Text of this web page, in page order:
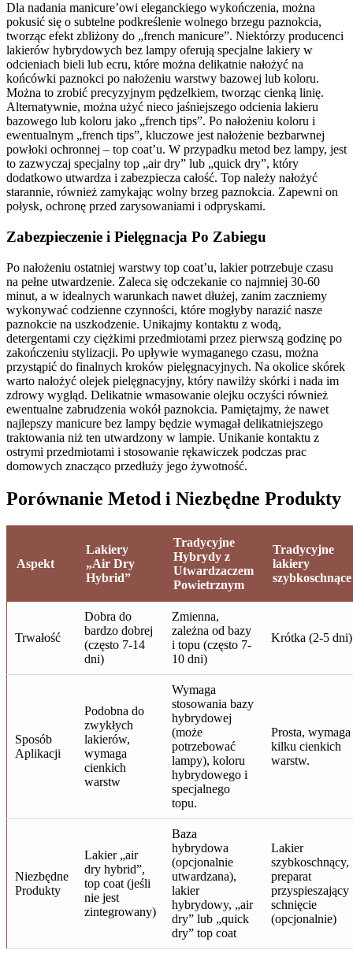
Dla nadania manicure’owi eleganckiego wykończenia, można
pokusić się o subtelne podkreślenie wolnego brzegu paznokcia,
tworząc efekt zbliżony do „french manicure”. Niektórzy producenci
lakierów hybrydowych bez lampy oferują specjalne lakiery w
odcieniach bieli lub ecru, które można delikatnie nałożyć na
końcówki paznokci po nałożeniu warstwy bazowej lub koloru.
Można to zrobić precyzyjnym pędzelkiem, tworząc cienką linię.
Alternatywnie, można użyć nieco jaśniejszego odcienia lakieru
bazowego lub koloru jako „french tips”. Po nałożeniu koloru i
ewentualnym „french tips”, kluczowe jest nałożenie bezbarwnej
powłoki ochronnej – top coat’u. W przypadku metod bez lampy, jest
to zazwyczaj specjalny top „air dry” lub „quick dry”, który
dodatkowo utwardza i zabezpiecza całość. Top należy nałożyć
starannie, również zamykając wolny brzeg paznokcia. Zapewni on
połysk, ochronę przed zarysowaniami i odpryskami.
Zabezpieczenie i Pielęgnacja Po Zabiegu
Po nałożeniu ostatniej warstwy top coat’u, lakier potrzebuje czasu
na pełne utwardzenie. Zaleca się odczekanie co najmniej 30-60
minut, a w idealnych warunkach nawet dłużej, zanim zaczniemy
wykonywać codzienne czynności, które mogłyby narazić nasze
paznokcie na uszkodzenie. Unikajmy kontaktu z wodą,
detergentami czy ciężkimi przedmiotami przez pierwszą godzinę po
zakończeniu stylizacji. Po upływie wymaganego czasu, można
przystąpić do finalnych kroków pielęgnacyjnych. Na okolice skórek
warto nałożyć olejek pielęgnacyjny, który nawilży skórki i nada im
zdrowy wygląd. Delikatnie wmasowanie olejku oczyści również
ewentualne zabrudzenia wokół paznokcia. Pamiętajmy, że nawet
najlepszy manicure bez lampy będzie wymagał delikatniejszego
traktowania niż ten utwardzony w lampie. Unikanie kontaktu z
ostrymi przedmiotami i stosowanie rękawiczek podczas prac
domowych znacząco przedłuży jego żywotność.
Porównanie Metod i Niezbędne Produkty
Aspekt
Lakiery
„Air Dry
Hybrid”
Tradycyjne
Hybrydy z
Utwardzaczem
Powietrznym
Tradycyjne
lakiery
szybkoschnące
Trwałość
Dobra do
bardzo dobrej
(często 7-14
dni)
Zmienna,
zależna od bazy
i topu (często 7-
10 dni)
Krótka (2-5 dni)
Sposób
Aplikacji
Podobna do
zwykłych
lakierów,
wymaga
cienkich
warstw
Wymaga
stosowania bazy
hybrydowej
(może
potrzebować
lampy), koloru
hybrydowego i
specjalnego
topu.
Prosta, wymaga
kilku cienkich
warstw.
Niezbędne
Produkty
Lakier „air
dry hybrid”,
top coat (jeśli
nie jest
zintegrowany)
Baza
hybrydowa
(opcjonalnie
utwardzana),
lakier
hybrydowy, „air
dry” lub „quick
dry” top coat
Lakier
szybkoschnący,
preparat
przyspieszający
schnięcie
(opcjonalnie)